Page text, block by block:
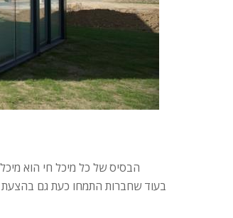
הבסיס של כל מיכל חי הוא
),